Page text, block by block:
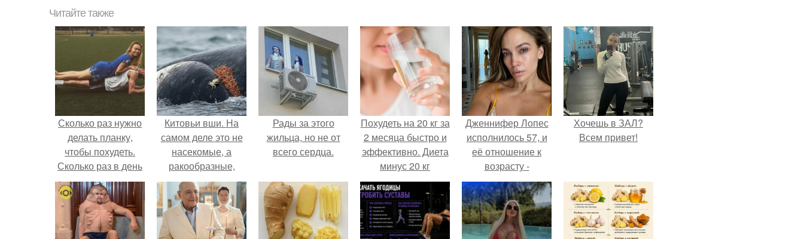
Читайте также
Сколько раз нужно
делать планку,
чтобы похудеть.
Сколько раз в день
делать планку —,
чтобы был
результат для
похудения
Китовьи вши. На
самом деле это не
насекомые, а
ракообразные,
относящиеся к
бокоплавам.
Рады за этого
жильца, но не от
всего сердца.
Похудеть на 20 кг за
2 месяца быстро и
эффективно. Диета
минус 20 кг
Дженнифер Лопес
исполнилось 57, и
её отношение к
возрасту -
настоящий
манифест
уверенности: "не
говорите, что я
Хочешь в ЗАЛ?
Всем привет!